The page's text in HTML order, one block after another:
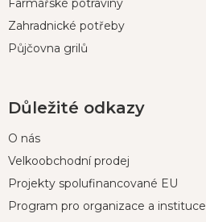
Farmářské potraviny
Zahradnické potřeby
Půjčovna grilů
Důležité odkazy
O nás
Velkoobchodní prodej
Projekty spolufinancované EU
Program pro organizace a instituce